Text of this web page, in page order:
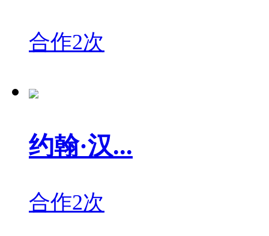
合作2次
约翰·汉...
合作2次